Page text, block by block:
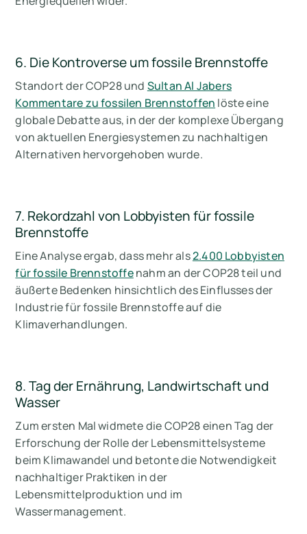
6. Die Kontroverse um fossile Brennstoffe
Standort der COP28 und Sultan Al Jabers
Kommentare zu fossilen Brennstoffen löste eine
globale Debatte aus, in der der komplexe Übergang
von aktuellen Energiesystemen zu nachhaltigen
Alternativen hervorgehoben wurde.
7. Rekordzahl von Lobbyisten für fossile
Brennstoffe
Eine Analyse ergab, dass mehr als2.400 Lobbyisten
für fossile Brennstoffenahm an der COP28 teil und
äußerte Bedenken hinsichtlich des Einflusses der
Industrie für fossile Brennstoffe auf die
Klimaverhandlungen.
8. Tag der Ernährung, Landwirtschaft und
Wasser
Zum ersten Mal widmete die COP28 einen Tag der
Erforschung der Rolle der Lebensmittelsysteme
beim Klimawandel und betonte die Notwendigkeit
nachhaltiger Praktiken in der
Lebensmittelproduktion und im
Wassermanagement.